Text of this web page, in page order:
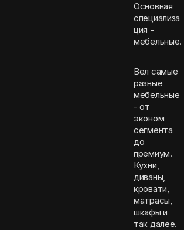
Основная
специализа
ция -
мебельные.
Вел самые
разные
мебельные
- от
эконом
сегмента
до
премиум.
Кухни,
диваны,
кровати,
матрасы,
шкафы и
так далее.